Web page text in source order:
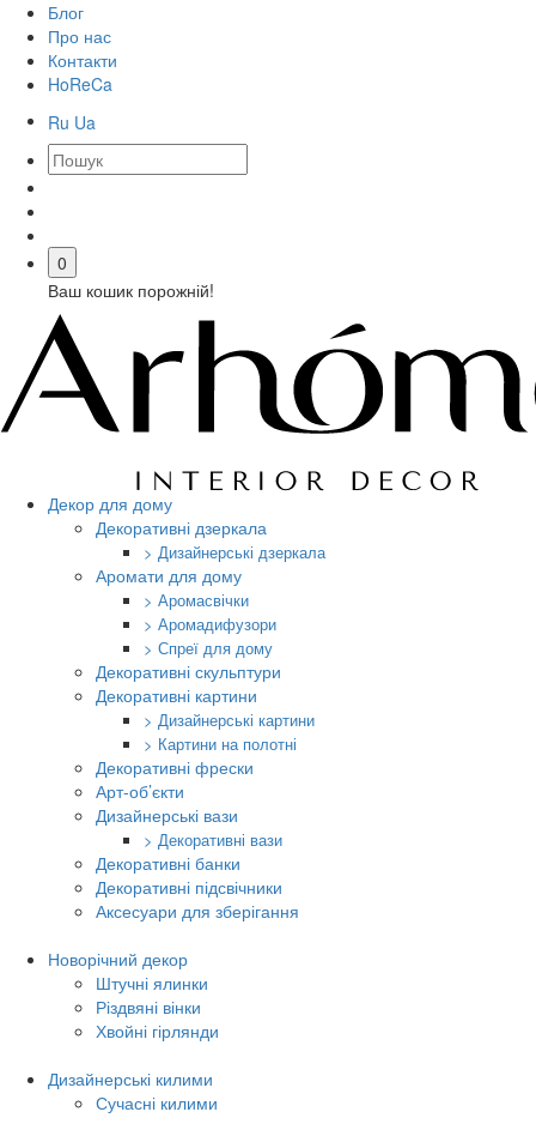
Блог
Про нас
Контакти
HoReCa
Ru Ua
0
Ваш кошик порожній!
Декор для дому
Декоративні дзеркала
> Дизайнерські дзеркала
Аромати для дому
> Аромасвічки
> Аромадифузори
> Спреї для дому
Декоративні скульптури
Декоративні картини
> Дизайнерські картини
> Картини на полотні
Декоративні фрески
Арт-об’єкти
Дизайнерські вази
> Декоративні вази
Декоративні банки
Декоративні підсвічники
Аксесуари для зберігання
Новорічний декор
Штучні ялинки
Різдвяні вінки
Хвойні гірлянди
Дизайнерські килими
Сучасні килими